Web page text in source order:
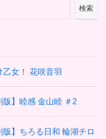
検索
女！ 花咲音羽
】睦感 金山睦 ＃2
】ちろる日和 輪湖チロ